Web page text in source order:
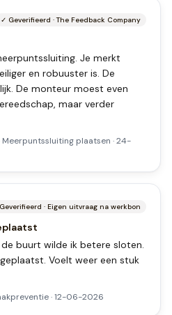
✓ Geverifieerd ·The Feedback Company
Je merkt
en robuuster is. De
De monteur moest even
maar verder
Meerpuntssluiting plaatsen ·24-
Geverifieerd · Eigen uitvraag na werkbon
buurt wilde ik betere sloten.
Voelt weer een stuk
·12-06-2026